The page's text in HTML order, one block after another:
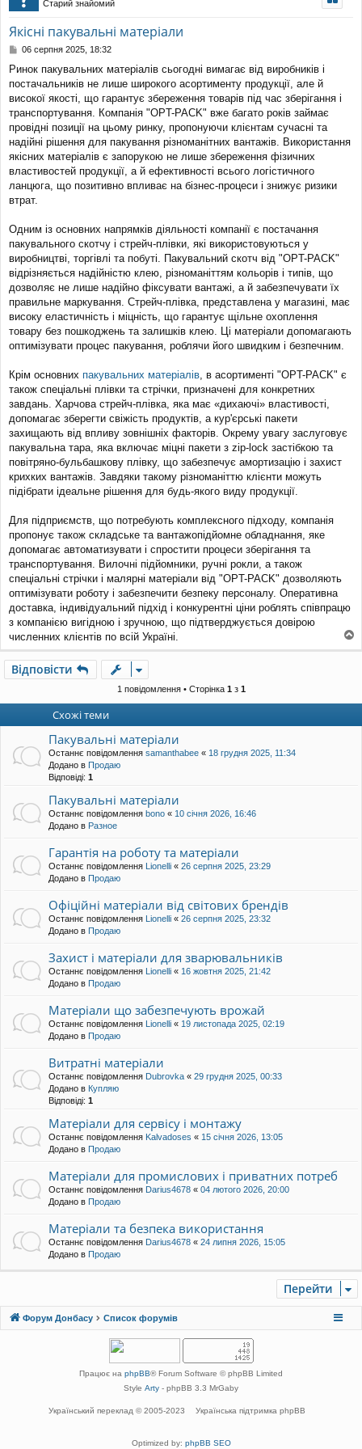
уп
Старий знайомий
Якісні пакувальні матеріали
П
в
і
д
о
л
е
н
н
я
06 серпня 2025, 18:32
Ринок пакувальних матеріалів сьогодні вимагає від виробників і
постачальників не лише широкого асортименту продукції, але й
високої якості, що гарантує збереження товарів під час зберігання і
транспортування. Компанія "OPT-PACK" вже багато років займає
провідні позиції на цьому ринку, пропонуючи клієнтам сучасні та
надійні рішення для пакування різноманітних вантажів. Використання
якісних матеріалів є запорукою не лише збереження фізичних
властивостей продукції, а й ефективності всього логістичного
ланцюга, що позитивно впливає на бізнес-процеси і знижує ризики
втрат.
Одним із основних напрямків діяльності компанії є постачання
пакувального скотчу і стрейч-плівки, які використовуються у
виробництві, торгівлі та побуті. Пакувальний скотч від "OPT-PACK"
відрізняється надійністю клею, різноманіттям кольорів і типів, що
дозволяє не лише надійно фіксувати вантажі, а й забезпечувати їх
правильне маркування. Стрейч-плівка, представлена у магазині, має
високу еластичність і міцність, що гарантує щільне охоплення
товару без пошкоджень та залишків клею. Ці матеріали допомагають
оптимізувати процес пакування, роблячи його швидким і безпечним.
Крім основних пакувальних матеріалів, в асортименті "OPT-PACK" є
також спеціальні плівки та стрічки, призначені для конкретних
завдань. Харчова стрейч-плівка, яка має «дихаючі» властивості,
допомагає зберегти свіжість продуктів, а кур'єрські пакети
захищають від впливу зовнішніх факторів. Окрему увагу заслуговує
пакувальна тара, яка включає міцні пакети з zip-lock застібкою та
повітряно-бульбашкову плівку, що забезпечує амортизацію і захист
крихких вантажів. Завдяки такому різноманіттю клієнти можуть
підібрати ідеальне рішення для будь-якого виду продукції.
Для підприємств, що потребують комплексного підходу, компанія
пропонує також складське та вантажопідйомне обладнання, яке
допомагає автоматизувати і спростити процеси зберігання та
транспортування. Вилочні підйомники, ручні рокли, а також
спеціальні стрічки і малярні матеріали від "OPT-PACK" дозволяють
оптимізувати роботу і забезпечити безпеку персоналу. Оперативна
доставка, індивідуальний підхід і конкурентні ціни роблять співпрацю
з компанією вигідною і зручною, що підтверджується довірою
численних клієнтів по всій Україні.
о
Відповісти
1 повідомлення • Сторінка 1з 1
Схожі теми
Пакувальні матеріали
Останнє повідомлення samanthabee « 18 грудня 2025, 11:34
Додано в Продаю
Відповіді: 1
Пакувальні матеріали
Останнє повідомлення bono « 10 січня 2026, 16:46
Додано в Разное
Гарантія на роботу та матеріали
Останнє повідомлення Lionelli « 26 серпня 2025, 23:29
Додано в Продаю
Офіційні матеріали від світових брендів
Останнє повідомлення Lionelli « 26 серпня 2025, 23:32
Додано в Продаю
Захист і матеріали для зварювальників
Останнє повідомлення Lionelli « 16 жовтня 2025, 21:42
Додано в Продаю
Матеріали що забезпечують врожай
Останнє повідомлення Lionelli « 19 листопада 2025, 02:19
Додано в Продаю
Витратні матеріали
Останнє повідомлення Dubrovka « 29 грудня 2025, 00:33
Додано в Купляю
Відповіді: 1
Матеріали для сервісу і монтажу
Останнє повідомлення Kalvadoses « 15 січня 2026, 13:05
Додано в Продаю
Матеріали для промислових і приватних потреб
Останнє повідомлення Darius4678 « 04 лютого 2026, 20:00
Додано в Продаю
Матеріали та безпека використання
Останнє повідомлення Darius4678 « 24 липня 2026, 15:05
Додано в Продаю
Перейти
Форум Донбасу Список форумів
Працює на phpBB® Forum Software © phpBB Limited
Style Arty - phpBB 3.3 MrGaby
Український переклад © 2005-2023 Українська підтримка phpBB
Optimized by: phpBB SEO